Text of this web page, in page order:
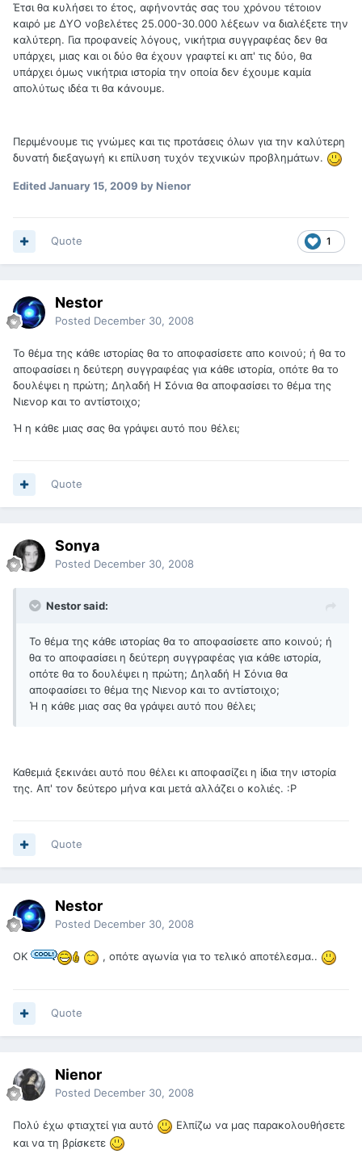
Έτσι θα κυλήσει το έτος, αφήνοντάς σας του χρόνου τέτοιον
καιρό με ΔΥΟ νοβελέτες 25.000-30.000 λέξεων να διαλέξετε την
καλύτερη. Για προφανείς λόγους, νικήτρια συγγραφέας δεν θα
υπάρχει, μιας και οι δύο θα έχουν γραφτεί κι απ' τις δύο, θα
υπάρχει όμως νικήτρια ιστορία την οποία δεν έχουμε καμία
απολύτως ιδέα τι θα κάνουμε.
Περιμένουμε τις γνώμες και τις προτάσεις όλων για την καλύτερη
δυνατή διεξαγωγή κι επίλυση τυχόν τεχνικών προβλημάτων.
EditedJanuary 15, 2009 by Nienor
1
Quote
Nestor
Posted December 30, 2008
Το θέμα της κάθε ιστορίας θα το αποφασίσετε απο κοινού; ή θα το
αποφασίσει η δεύτερη συγγραφέας για κάθε ιστορία, οπότε θα το
δουλέψει η πρώτη; Δηλαδή Η Σόνια θα αποφασίσει το θέμα της
Νιενορ και το αντίστοιχο;
Ή η κάθε μιας σας θα γράψει αυτό που θέλει;
Quote
Sonya
Posted December 30, 2008
Nestor said:
Το θέμα της κάθε ιστορίας θα το αποφασίσετε απο κοινού; ή
θα το αποφασίσει η δεύτερη συγγραφέας για κάθε ιστορία,
οπότε θα το δουλέψει η πρώτη; Δηλαδή Η Σόνια θα
αποφασίσει το θέμα της Νιενορ και το αντίστοιχο;
Ή η κάθε μιας σας θα γράψει αυτό που θέλει;
Καθεμιά ξεκινάει αυτό που θέλει κι αποφασίζει η ίδια την ιστορία
της. Απ' τον δεύτερο μήνα και μετά αλλάζει ο κολιές. :Ρ
Quote
Nestor
Posted December 30, 2008
ΟΚ , οπότε αγωνία για το τελικό αποτέλεσμα..
Quote
Nienor
Posted December 30, 2008
Πολύ έχω φτιαχτεί για αυτό
Ελπίζω να μας παρακολουθήσετε
και να τη βρίσκετε